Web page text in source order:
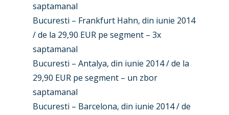
saptamanal
Bucuresti – Frankfurt Hahn, din iunie 2014
/ de la 29,90 EUR pe segment – 3x
saptamanal
Bucuresti – Antalya, din iunie 2014 / de la
29,90 EUR pe segment – un zbor
saptamanal
Bucuresti – Barcelona, din iunie 2014 / de